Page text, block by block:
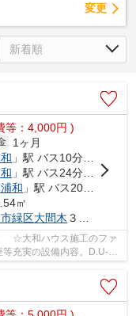
変更
等：4,000円 )
1ヶ月
」駅 バス10分 「芝原」 停歩2分
」駅 バス24分 「芝原一丁目」 停歩4分
和 」駅 バス20分 「芝原一丁目」 停歩4分
㎡
緑区大間木 ３丁目２８-８
☆大和ハウス施工のファ
等充実の設備内容。D.U-
です...